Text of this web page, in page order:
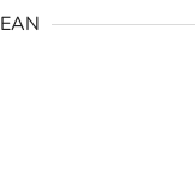
EAN